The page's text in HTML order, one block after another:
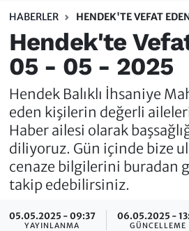
HABERLER HENDEK'TE VEFAT
Hendek'te
05 - 05 - 2025
Hendek Balıklı İhsaniye
eden kişilerin değerli
Haber ailesi olarak
diliyoruz. Gün içinde bize
cenaze bilgilerini buradan
takip edebilirsiniz.
05.05.2025 - 09:37
YAYINLANMA
06.05.2025 -
GÜNCELLEME
Nöbetçi Eczaneler
Vefat Edenler
Hakkında
Hendek Haber Reklam
Künye
İletişim
Tüm Manşetler
Son Dakika Haberleri
Haber Arşivi